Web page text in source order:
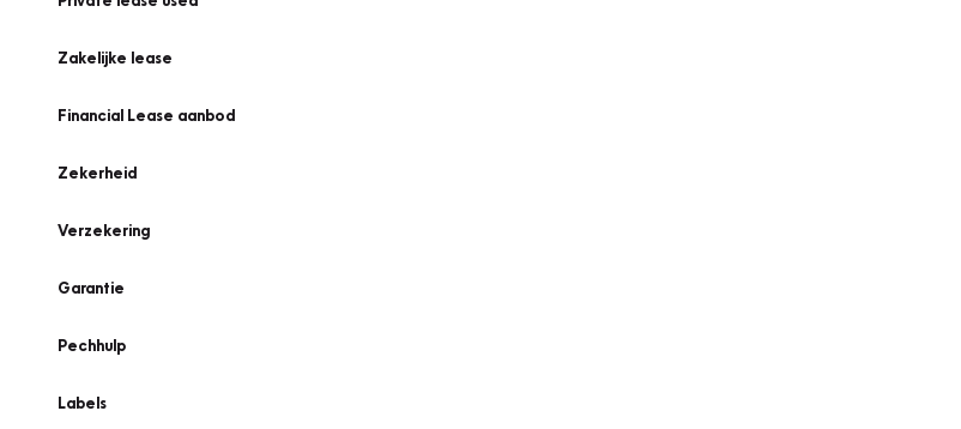
Zakelijke lease
Financial Lease aanbod
Zekerheid
Verzekering
Garantie
Pechhulp
Labels